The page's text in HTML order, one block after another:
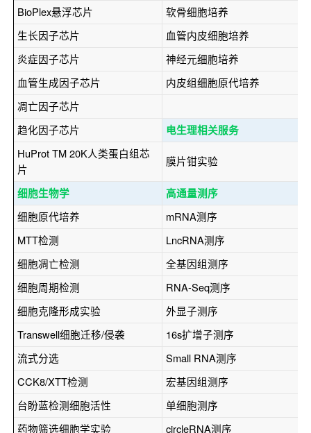
BioPlex悬浮芯片
软骨细胞培养
生长因子芯片
血管内皮细胞培养
炎症因子芯片
神经元细胞培养
血管生成因子芯片
内皮组细胞原代培养
凋亡因子芯片
趋化因子芯片
电生理相关服务
HuProt TM 20K人类蛋白组芯
片
膜片钳实验
细胞生物学
高通量测序
细胞原代培养
mRNA测序
MTT检测
LncRNA测序
细胞凋亡检测
全基因组测序
细胞周期检测
RNA-Seq测序
细胞克隆形成实验
外显子测序
Transwell细胞迁移/侵袭
16s扩增子测序
流式分选
Small RNA测序
CCK8/XTT检测
宏基因组测序
台盼蓝检测细胞活性
单细胞测序
药物筛选细胞学实验
circleRNA测序